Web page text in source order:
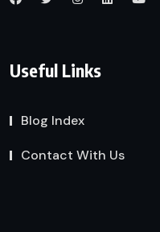
Useful Links
Blog Index
Contact With Us